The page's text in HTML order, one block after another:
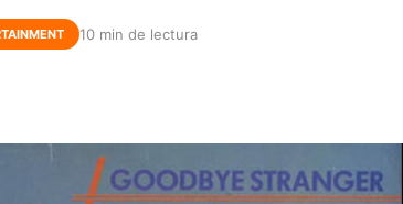
10 min de lectura